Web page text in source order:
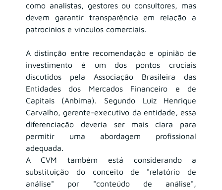
como analistas, gestores ou consultores, mas
devem garantir transparência em relação a
patrocínios e vínculos comerciais.
A distinção entre recomendação e opinião de
investimento é um dos pontos cruciais
discutidos pela Associação Brasileira das
Entidades dos Mercados Financeiro e de
Capitais (Anbima). Segundo Luiz Henrique
Carvalho, gerente-executivo da entidade, essa
diferenciação deveria ser mais clara para
permitir uma abordagem profissional
adequada.
A CVM também está considerando a
substituição do conceito de "relatório de
análise" por "conteúdo de análise",